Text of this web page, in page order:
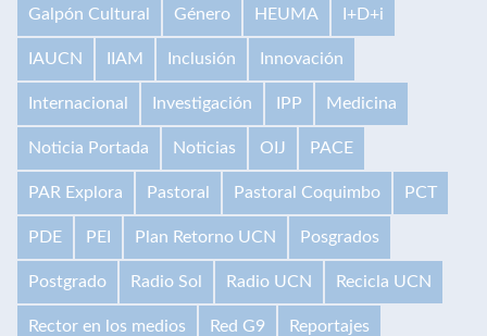
Galpón Cultural Género HEUMA I+D+i
IAUCN IIAM Inclusión Innovación
Internacional Investigación IPP Medicina
Noticia Portada Noticias OIJ PACE
PAR Explora Pastoral Pastoral Coquimbo PCT
PDE PEI Plan Retorno UCN Posgrados
Postgrado Radio Sol Radio UCN Recicla UCN
Rector en los medios Red G9 Reportajes